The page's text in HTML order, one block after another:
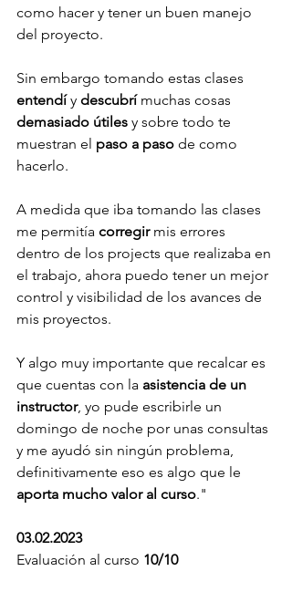
como hacer y tener un buen manejo
del proyecto.
Sin embargo tomando estas clases
entendí y descubrí muchas cosas
demasiado útiles y sobre todo te
muestran el paso a paso de como
hacerlo.
A medida que iba tomando las clases
me permitía corregir mis errores
dentro de los projects que realizaba en
el trabajo, ahora puedo tener un mejor
control y visibilidad de los avances de
mis proyectos.
Y algo muy importante que recalcar es
que cuentas con la asistencia de un
instructor, yo pude escribirle un
domingo de noche por unas consultas
y me ayudó sin ningún problema,
definitivamente eso es algo que le
aporta mucho valor al curso."
03.02.2023
Evaluación al curso 10/10